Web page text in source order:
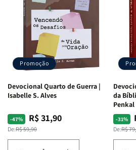
Promoção
Devocional Quarto de Guerra |
Isabelle S. Alves
-47%
Preço
normal
De:R$ 59,90
Preço
promocional
R$ 31,90
da
Penkal
-31%
De:R$